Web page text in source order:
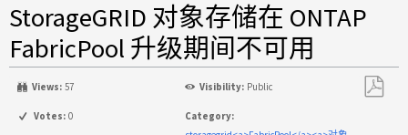
StorageGRID 对象存储在 ONTAP
FabricPool 升级期间不可用
Views: 57 Visibility: Public
Votes: 0
Category: